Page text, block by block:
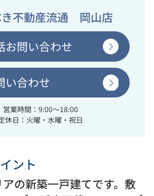
き不動産流通 岡山店
お問い合わせ
い合わせ
営業時間：9:00～18:00
休日：火曜・水曜・祝日
ント
の新築一戸建てです。敷